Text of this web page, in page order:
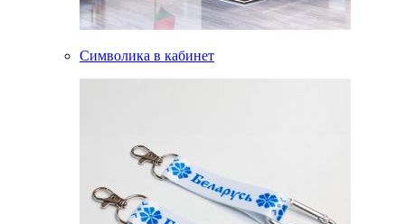
Символика в кабинет